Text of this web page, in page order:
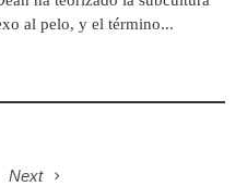
al pelo, y el término...
Next